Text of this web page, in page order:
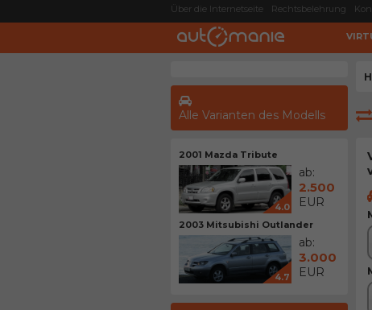
Über die Internetseite Rechtsbelehrung
Alle Varianten des Modells
2001 Mazda Tribute
4.0
ab:
2.500
EUR
2003 Mitsubishi Outlander
4.7
ab:
3.000
EUR